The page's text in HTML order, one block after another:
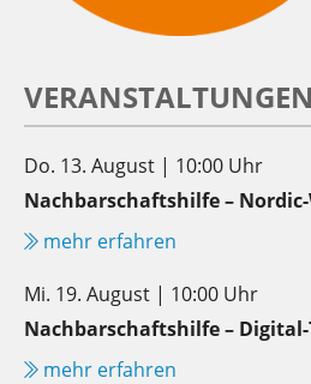
VERANSTALTUNGEN
Do. 13. August | 10:00 Uhr
Nachbarschaftshilfe –
mehr erfahren
Mi. 19. August | 10:00 Uhr
Nachbarschaftshilfe –
mehr erfahren